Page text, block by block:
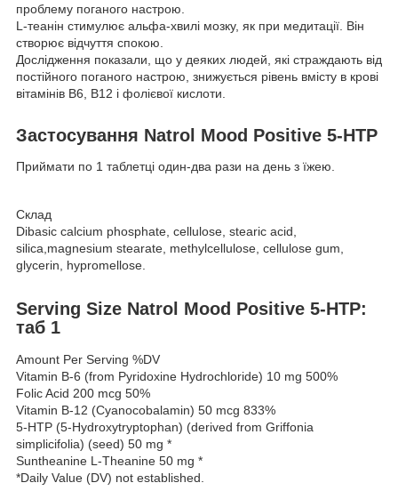
проблему поганого настрою.
L-теанін стимулює альфа-хвилі мозку, як при медитації. Він
створює відчуття спокою.
Дослідження показали, що у деяких людей, які страждають від
постійного поганого настрою, знижується рівень вмісту в крові
вітамінів В6, В12 і фолієвої кислоти.
Застосування Natrol Mood Positive 5-HTP
Приймати по 1 таблетці один-два рази на день з їжею.
Склад
Dibasic calcium phosphate, cellulose, stearic acid,
silica,magnesium stearate, methylcellulose, cellulose gum,
glycerin, hypromellose.
Serving Size Natrol Mood Positive 5-HTP:
таб 1
Amount Per Serving %DV
Vitamin B-6 (from Pyridoxine Hydrochloride) 10 mg 500%
Folic Acid 200 mcg 50%
Vitamin B-12 (Cyanocobalamin) 50 mcg 833%
5-HTP (5-Hydroxytryptophan) (derived from Griffonia
simplicifolia) (seed) 50 mg *
Suntheanine L-Theanine 50 mg *
*Daily Value (DV) not established.